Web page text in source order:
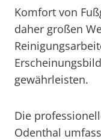
Komfort von
daher großen
gewährleisten.
Die
Odenthal